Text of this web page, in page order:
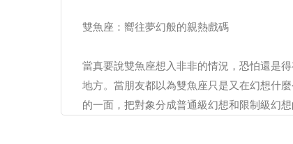
雙魚座：嚮往夢幻般的親熱戲碼
當真要說雙魚座想入非非的情況，恐怕還是
地方。當朋友都以為雙魚座只是又在幻想什
的一面，把對象分成普通級幻想和限制級幻